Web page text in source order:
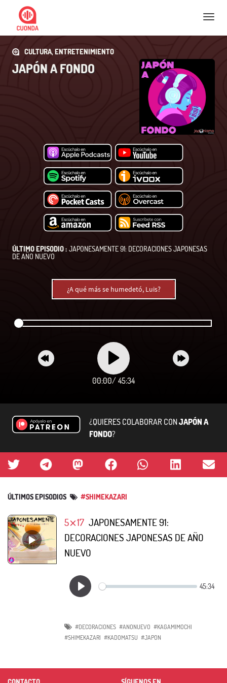
Nav
CULTURA, ENTRETENIMIENTO
JAPÓN A FONDO
ÚLTIMO EPISODIO : JAPONESAMENTE 91: DECORACIONES JAPONESAS
DE AÑO NUEVO
¿A qué más se humedetó, Luis?
00:00/ 45:34
¿QUIERES COLABORAR CONJAPÓN A
FONDO?
ÚLTIMOS EPISODIOS #SHIMEKAZARI
5⨯17 JAPONESAMENTE 91:
DECORACIONES JAPONESAS DE AÑO
NUEVO
#DECORACIONES #ANONUEVO #KAGAMIMOCHI
#SHIMEKAZARI #KADOMATSU #JAPON